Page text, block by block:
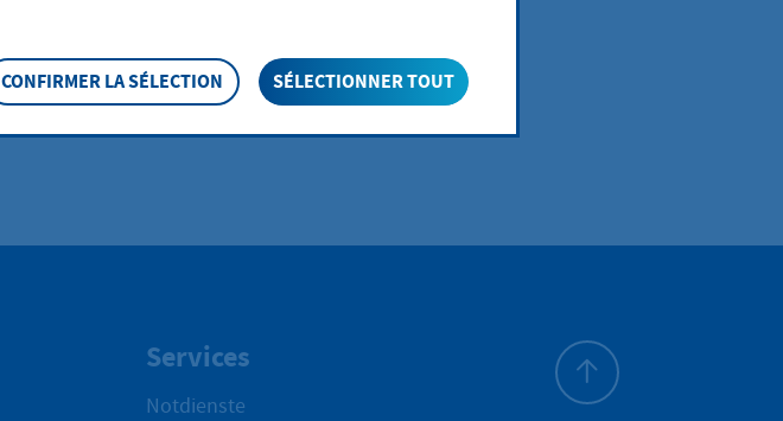
Services
Notdienste
CONFIRMER LA SÉLECTION SÉLECTIONNER TOUT